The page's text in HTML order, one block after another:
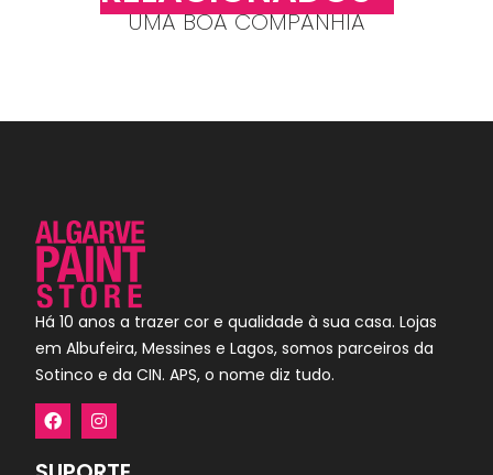
UMA BOA COMPANHIA
Há 10 anos a trazer cor e qualidade à sua casa. Lojas
em Albufeira, Messines e Lagos, somos parceiros da
Sotinco e da CIN. APS, o nome diz tudo.